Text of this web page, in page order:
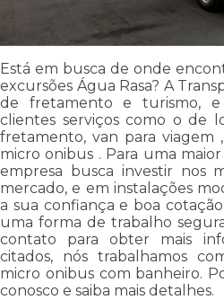
Está em busca de onde
excursões Água Rasa? A
de fretamento e turismo, e
clientes serviços como o de
fretamento, van para viagem
micro onibus . Para uma
empresa busca investir nos
mercado, e em instalações
a sua confiança e boa
uma forma de trabalho
contato para obter mais
citados, nós trabalhamos
micro onibus com banheiro.
conosco e saiba mais detalhes.